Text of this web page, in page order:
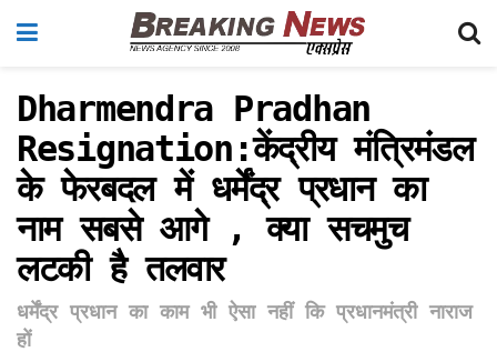
Dharmendra Pradhan
Resignation:केंद्रीय मंत्रिमंडल
के फेरबदल में धर्मेंद्र प्रधान का
नाम सबसे आगे , क्या सचमुच
लटकी है तलवार
धर्मेंद्र प्रधान का काम भी ऐसा नहीं कि प्रधानमंत्री नाराज
हों